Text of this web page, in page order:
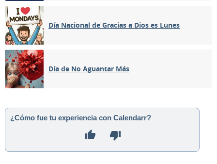
Día Nacional de Gracias a Dios es Lunes
Día de No Aguantar Más
¿Cómo fue tu experiencia con Calendarr?